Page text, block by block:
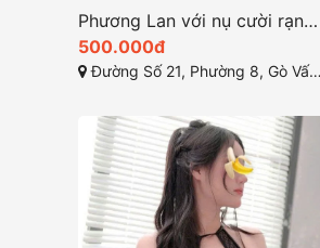
Phương Lan với nụ cười rạng rỡ và ánh mắt ngọt ngào
500.000đ
Đường Số 21, Phường 8, Gò Vấp, Hồ Chí Minh